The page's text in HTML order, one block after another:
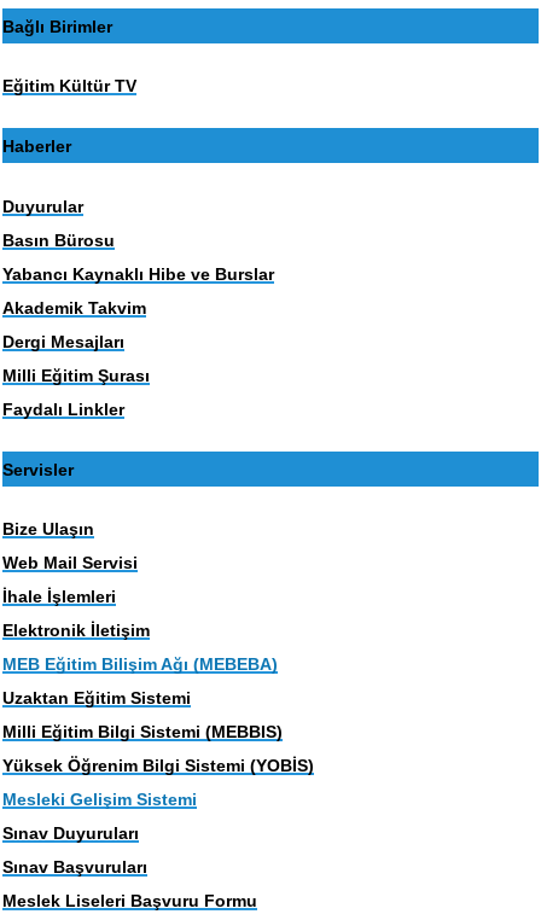
Bağlı Birimler
Eğitim Kültür TV
Haberler
Duyurular
Basın Bürosu
Yabancı Kaynaklı Hibe ve Burslar
Akademik Takvim
Dergi Mesajları
Milli Eğitim Şurası
Faydalı Linkler
Servisler
Bize Ulaşın
Web Mail Servisi
İhale İşlemleri
Elektronik İletişim
MEB Eğitim Bilişim Ağı (MEBEBA)
Uzaktan Eğitim Sistemi
Milli Eğitim Bilgi Sistemi (MEBBIS)
Yüksek Öğrenim Bilgi Sistemi (YOBİS)
Mesleki Gelişim Sistemi
Sınav Duyuruları
Sınav Başvuruları
Meslek Liseleri Başvuru Formu